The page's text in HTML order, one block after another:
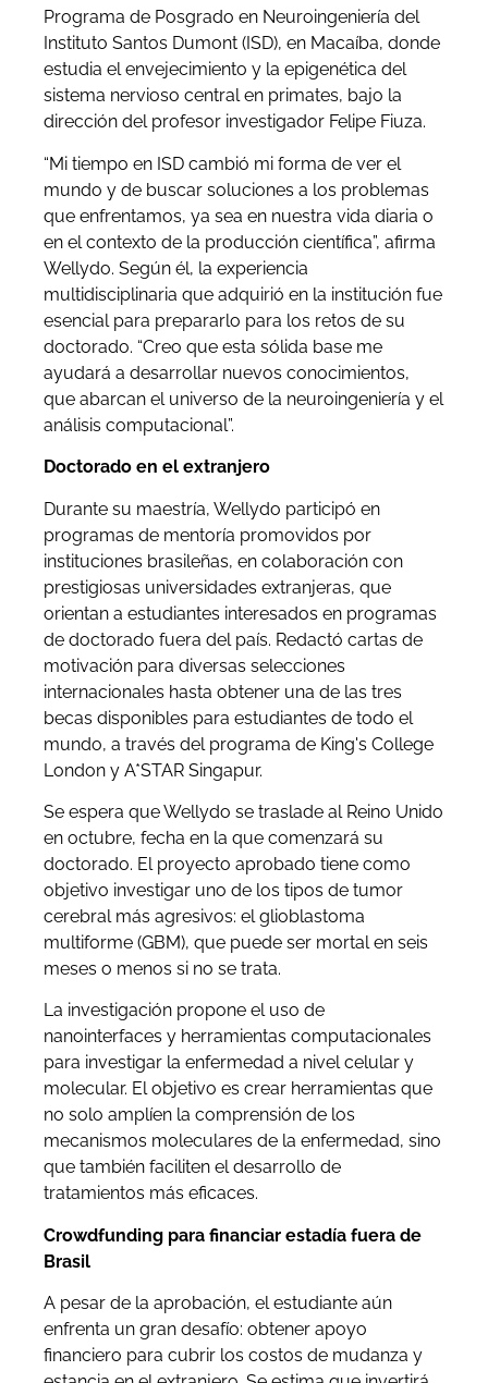
Programa de Posgrado en Neuroingeniería del
Instituto Santos Dumont (ISD), en Macaíba, donde
estudia el envejecimiento y la epigenética del
sistema nervioso central en primates, bajo la
dirección del profesor investigador Felipe Fiuza.
“Mi tiempo en ISD cambió mi forma de ver el
mundo y de buscar soluciones a los problemas
que enfrentamos, ya sea en nuestra vida diaria o
en el contexto de la producción científica”, afirma
Wellydo. Según él, la experiencia
multidisciplinaria que adquirió en la institución fue
esencial para prepararlo para los retos de su
doctorado. “Creo que esta sólida base me
ayudará a desarrollar nuevos conocimientos,
que abarcan el universo de la neuroingeniería y el
análisis computacional”.
Doctorado en el extranjero
Durante su maestría, Wellydo participó en
programas de mentoría promovidos por
instituciones brasileñas, en colaboración con
prestigiosas universidades extranjeras, que
orientan a estudiantes interesados en programas
de doctorado fuera del país. Redactó cartas de
motivación para diversas selecciones
internacionales hasta obtener una de las tres
becas disponibles para estudiantes de todo el
mundo, a través del programa de King's College
London y A*STAR Singapur.
Se espera que Wellydo se traslade al Reino Unido
en octubre, fecha en la que comenzará su
doctorado. El proyecto aprobado tiene como
objetivo investigar uno de los tipos de tumor
cerebral más agresivos: el glioblastoma
multiforme (GBM), que puede ser mortal en seis
meses o menos si no se trata.
La investigación propone el uso de
nanointerfaces y herramientas computacionales
para investigar la enfermedad a nivel celular y
molecular. El objetivo es crear herramientas que
no solo amplíen la comprensión de los
mecanismos moleculares de la enfermedad, sino
que también faciliten el desarrollo de
tratamientos más eficaces.
Crowdfunding para financiar estadía fuera de
Brasil
A pesar de la aprobación, el estudiante aún
enfrenta un gran desafío: obtener apoyo
financiero para cubrir los costos de mudanza y